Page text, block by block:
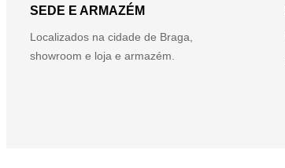
SEDE E ARMAZÉM
Localizados na cidade de Braga,
showroom e loja e armazém.